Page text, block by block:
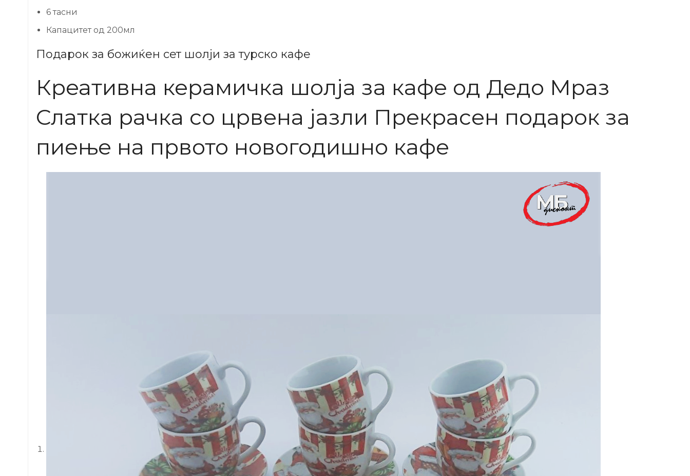
6 тасни
Капацитет од 200мл
Подарок за божиќен сет шолји за турско кафе
Креативна керамичка шолја за кафе од Дедо Мраз
Слатка рачка со црвена јазли Прекрасен подарок за
пиење на првото новогодишно кафе